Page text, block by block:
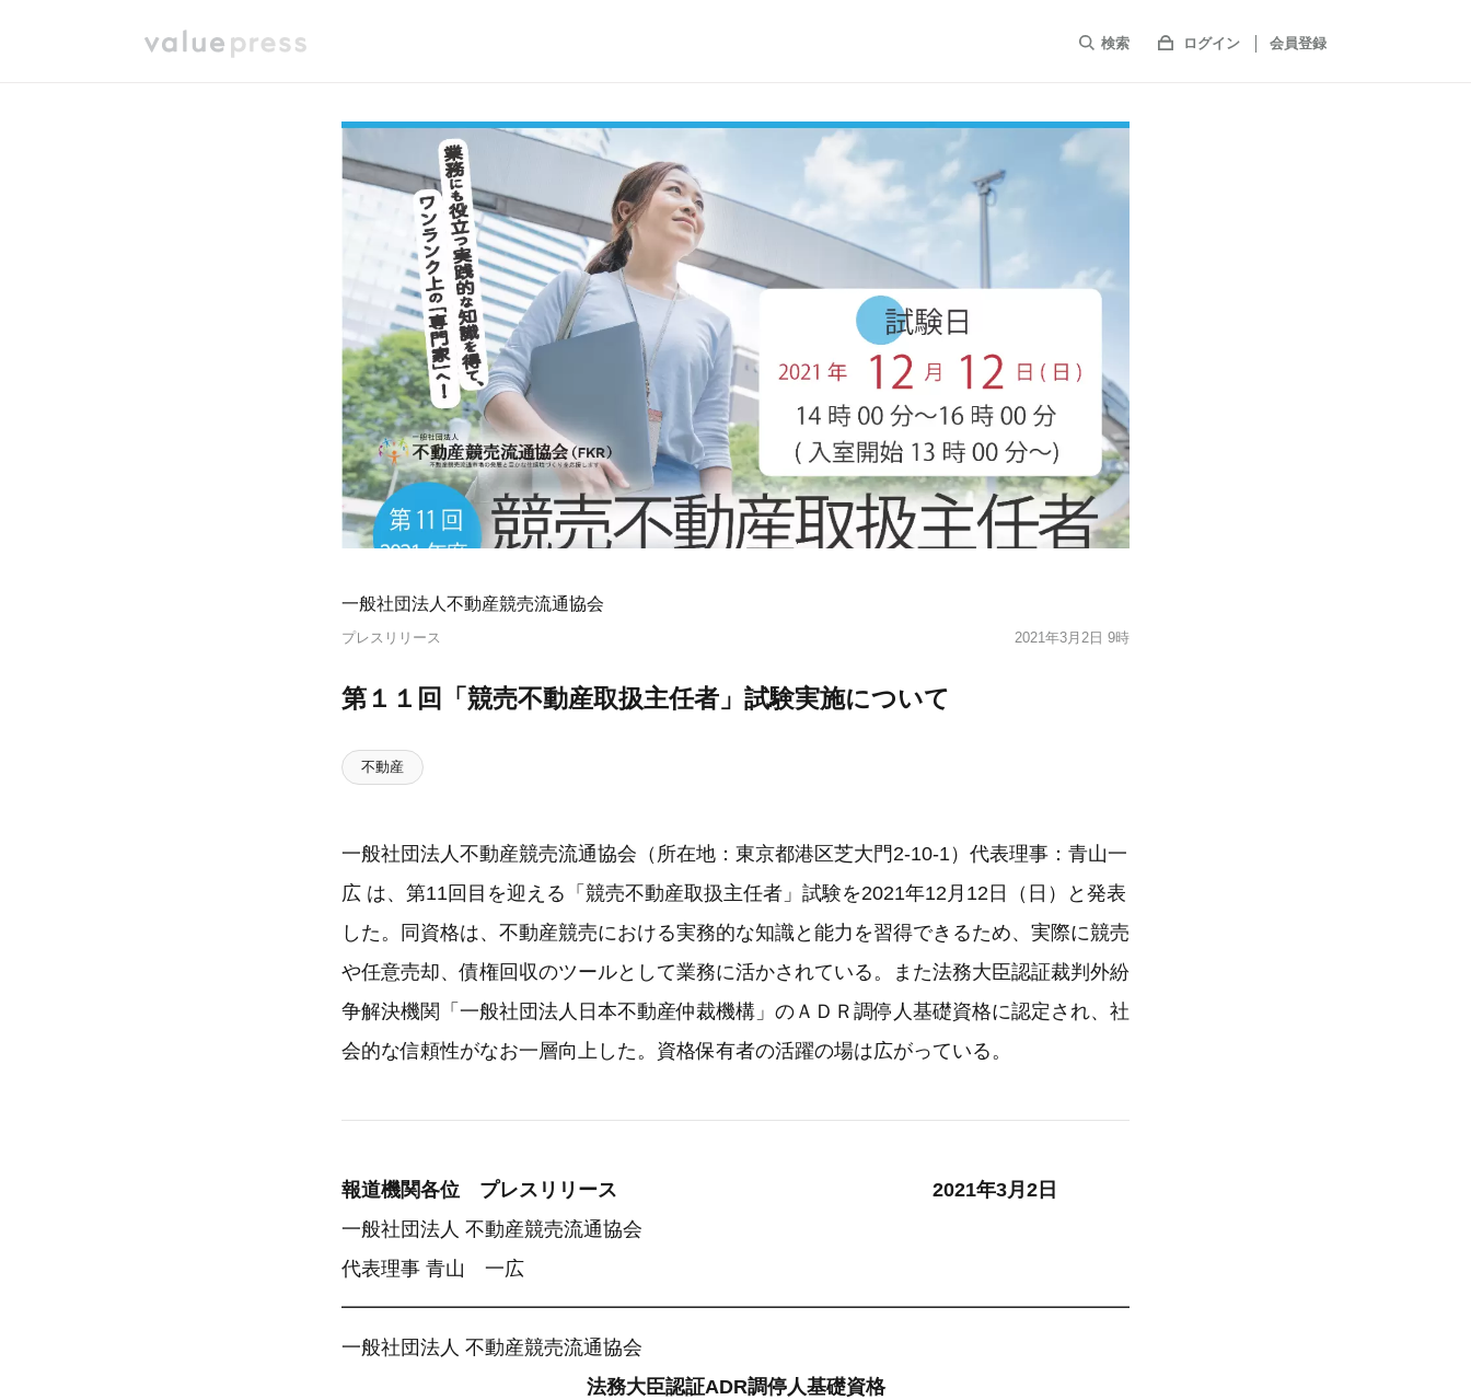
検索 ログイン 会員登録
一般社団法人不動産競売流通協会
プレスリリース 2021年3月2日 9時
第１１回「競売不動産取扱主任者」試験実施について
不動産
一般社団法人不動産競売流通協会（所在地：東京都港区芝大門2-10-1）代表理事：青山一
広 は、第11回目を迎える「競売不動産取扱主任者」試験を2021年12月12日（日）と発表
した。同資格は、不動産競売における実務的な知識と能力を習得できるため、実際に競売
や任意売却、債権回収のツールとして業務に活かされている。また法務大臣認証裁判外紛
争解決機関「一般社団法人日本不動産仲裁機構」のＡＤＲ調停人基礎資格に認定され、社
会的な信頼性がなお一層向上した。資格保有者の活躍の場は広がっている。
報道機関各位 プレスリリース 2021年3月2日
一般社団法人 不動産競売流通協会
代表理事 青山 一広
━━━━━━━━━━━━━━━━━━━━━━━━━━━━━━━━━━━━━━━━
一般社団法人 不動産競売流通協会
法務大臣認証ADR調停人基礎資格